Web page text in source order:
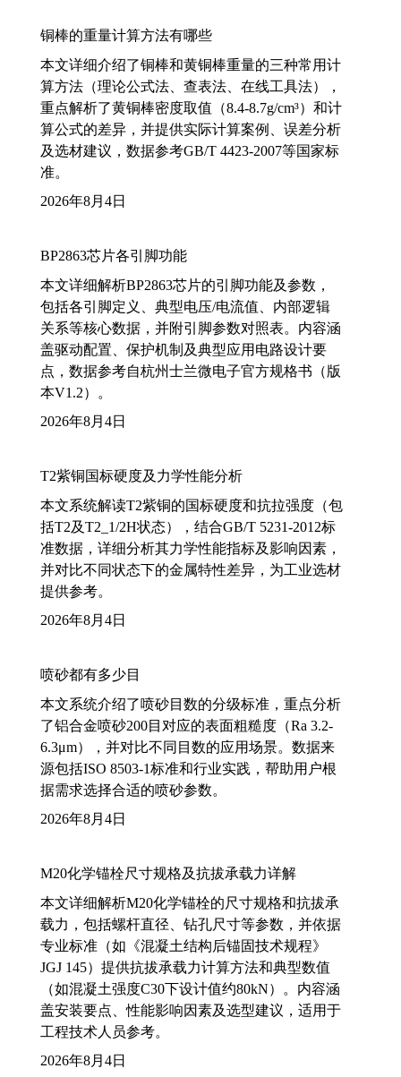
铜棒的重量计算方法有哪些
本文详细介绍了铜棒和黄铜棒重量的三种常用计
算方法（理论公式法、查表法、在线工具法），
重点解析了黄铜棒密度取值（8.4-8.7g/cm³）和计
算公式的差异，并提供实际计算案例、误差分析
及选材建议，数据参考GB/T 4423-2007等国家标
准。
2026年8月4日
BP2863芯片各引脚功能
本文详细解析BP2863芯片的引脚功能及参数，
包括各引脚定义、典型电压/电流值、内部逻辑
关系等核心数据，并附引脚参数对照表。内容涵
盖驱动配置、保护机制及典型应用电路设计要
点，数据参考自杭州士兰微电子官方规格书（版
本V1.2）。
2026年8月4日
T2紫铜国标硬度及力学性能分析
本文系统解读T2紫铜的国标硬度和抗拉强度（包
括T2及T2_1/2H状态），结合GB/T 5231-2012标
准数据，详细分析其力学性能指标及影响因素，
并对比不同状态下的金属特性差异，为工业选材
提供参考。
2026年8月4日
喷砂都有多少目
本文系统介绍了喷砂目数的分级标准，重点分析
了铝合金喷砂200目对应的表面粗糙度（Ra 3.2-
6.3μm），并对比不同目数的应用场景。数据来
源包括ISO 8503-1标准和行业实践，帮助用户根
据需求选择合适的喷砂参数。
2026年8月4日
M20化学锚栓尺寸规格及抗拔承载力详解
本文详细解析M20化学锚栓的尺寸规格和抗拔承
载力，包括螺杆直径、钻孔尺寸等参数，并依据
专业标准（如《混凝土结构后锚固技术规程》
JGJ 145）提供抗拔承载力计算方法和典型数值
（如混凝土强度C30下设计值约80kN）。内容涵
盖安装要点、性能影响因素及选型建议，适用于
工程技术人员参考。
2026年8月4日